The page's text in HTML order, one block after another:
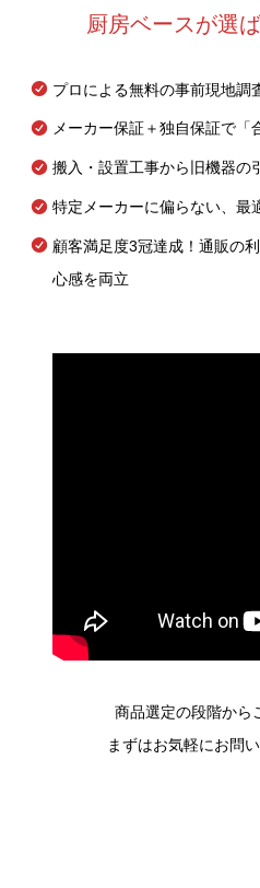
厨房ベースが選
プロによる無料の事前現地調
メーカー保証＋独自保証で「
搬入・設置工事から旧機器の
特定メーカーに偏らない、最
顧客満足度3冠達成！通販の
心感を両立
商品選定の段階から
まずはお気軽にお問